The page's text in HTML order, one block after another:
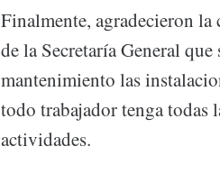
Finalmente, agradecieron la
de la Secretaría General
mantenimiento las
todo trabajador tenga todas
actividades.